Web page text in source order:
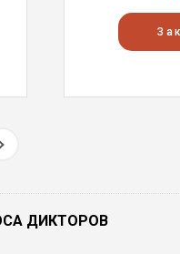
ДИКТОРОВ